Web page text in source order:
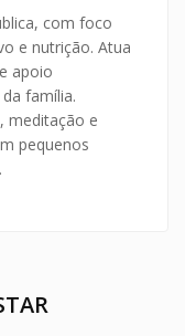
com foco
e nutrição. Atua
apoio
família.
meditação e
pequenos